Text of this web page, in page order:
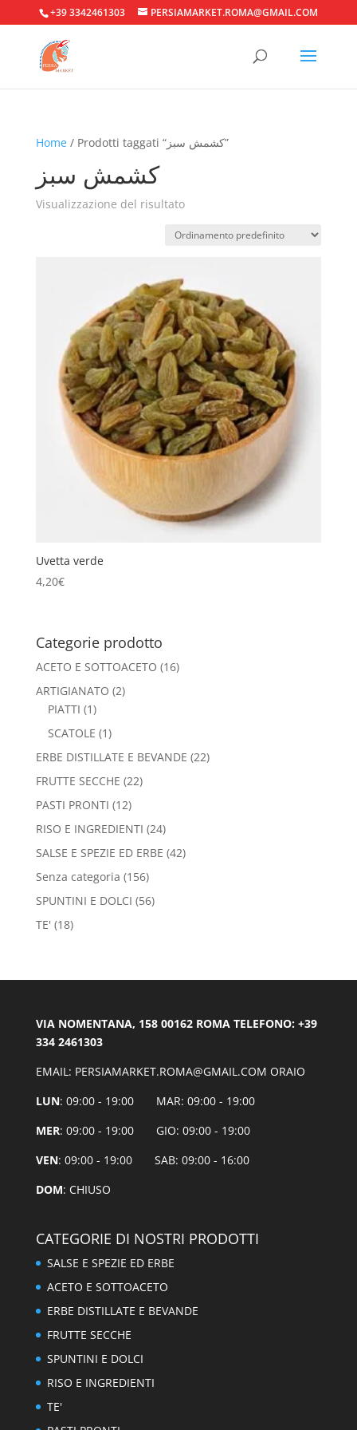
+39 3342461303 PERSIAMARKET.ROMA@GMAIL.COM
Home / Prodotti taggati “کشمش سبز”
کشمش سبز
Visualizzazione del risultato
Uvetta verde
4,20€
Categorie prodotto
ACETO E SOTTOACETO (16)
ARTIGIANATO (2)
PIATTI (1)
SCATOLE (1)
ERBE DISTILLATE E BEVANDE (22)
FRUTTE SECCHE (22)
PASTI PRONTI (12)
RISO E INGREDIENTI (24)
SALSE E SPEZIE ED ERBE (42)
Senza categoria (156)
SPUNTINI E DOLCI (56)
TE' (18)
VIA NOMENTANA, 158 00162 ROMA TELEFONO: +39
334 2461303
EMAIL: PERSIAMARKET.ROMA@GMAIL.COM ORAIO
LUN: 09:00 - 19:00 MAR: 09:00 - 19:00
MER: 09:00 - 19:00 GIO: 09:00 - 19:00
VEN: 09:00 - 19:00 SAB: 09:00 - 16:00
DOM: CHIUSO
CATEGORIE DI NOSTRI PRODOTTI
SALSE E SPEZIE ED ERBE
ACETO E SOTTOACETO
ERBE DISTILLATE E BEVANDE
FRUTTE SECCHE
SPUNTINI E DOLCI
RISO E INGREDIENTI
TE'